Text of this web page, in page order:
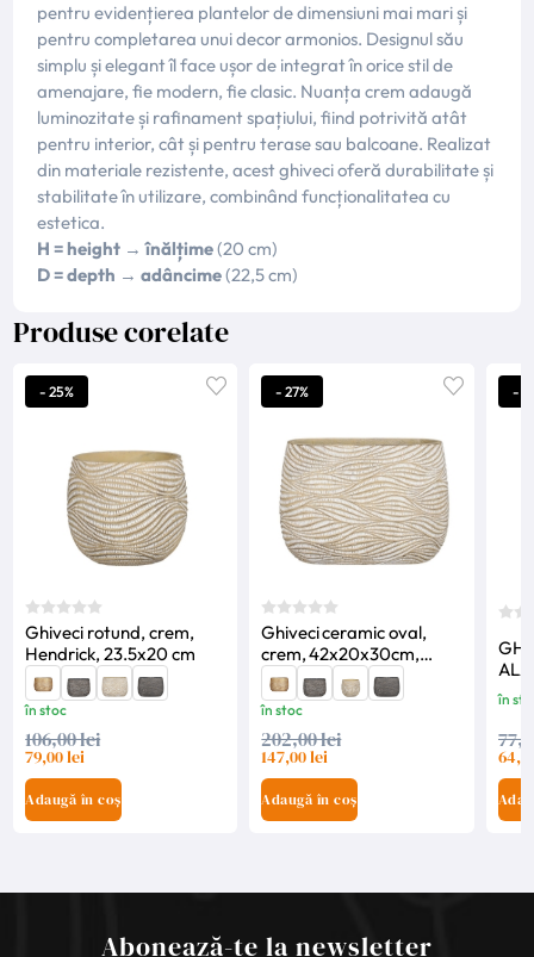
pentru evidențierea plantelor de dimensiuni mai mari și
pentru completarea unui decor armonios. Designul său
simplu și elegant îl face ușor de integrat în orice stil de
amenajare, fie modern, fie clasic. Nuanța crem adaugă
luminozitate și rafinament spațiului, fiind potrivită atât
pentru interior, cât și pentru terase sau balcoane. Realizat
din materiale rezistente, acest ghiveci oferă durabilitate și
stabilitate în utilizare, combinând funcționalitatea cu
estetica.
H = height →înălțime(20 cm)
D = depth →adâncime(22,5 cm)
Produse corelate
- 25%
Ghiveci rotund, crem,
Hendrick, 23.5x20 cm
în stoc
106,00 lei
79,00 lei
Adaugă în coș
- 27%
Ghiveci ceramic oval,
crem, 42x20x30cm,
Hendrick, Mica
Decorations
în stoc
202,00 lei
147,00 lei
Adaugă în coș
-
ALAN L14 cm •
în
Abonează-te la newsletter